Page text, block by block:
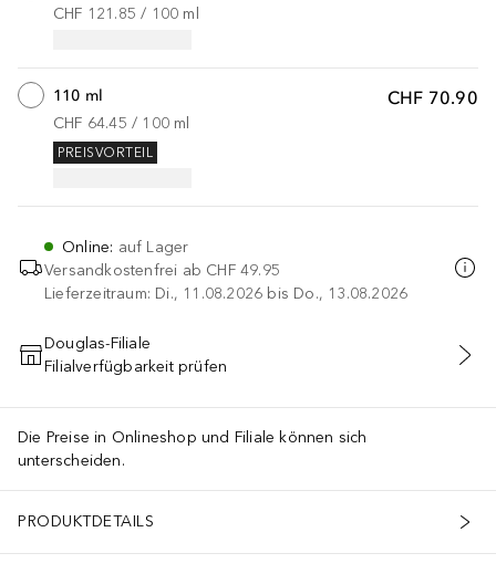
CHF 121.85 / 100 ml
CHF 70.90
110 ml
CHF 64.45 / 100 ml
PREISVORTEIL
Online: auf Lager
Versandkostenfrei ab CHF 49.95
Lieferzeitraum: Di., 11.08.2026 bis Do., 13.08.2026
IN DEN WARENKORB
Douglas-Filiale
Filialverfügbarkeit prüfen
Die Preise in Onlineshop und Filiale können sich
unterscheiden.
PRODUKTDETAILS